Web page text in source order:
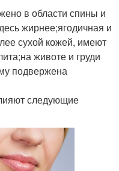
в области спины и
жирнее;ягодичная и
сухой кожей, имеют
животе и груди
подвержена
следующие